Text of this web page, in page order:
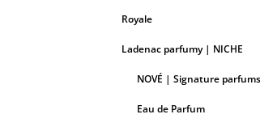
Royale
Ladenac parfumy | NICHE
NOVÉ | Signature parfums
Eau de Parfum